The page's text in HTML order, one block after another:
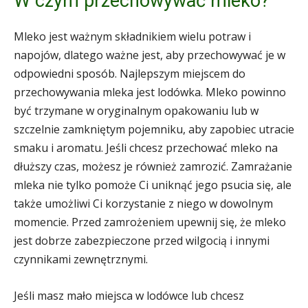
Mleko jest ważnym składnikiem wielu potraw i
napojów, dlatego ważne jest, aby przechowywać je w
odpowiedni sposób. Najlepszym miejscem do
przechowywania mleka jest lodówka. Mleko powinno
być trzymane w oryginalnym opakowaniu lub w
szczelnie zamkniętym pojemniku, aby zapobiec utracie
smaku i aromatu. Jeśli chcesz przechować mleko na
dłuższy czas, możesz je również zamrozić. Zamrażanie
mleka nie tylko pomoże Ci uniknąć jego psucia się, ale
także umożliwi Ci korzystanie z niego w dowolnym
momencie. Przed zamrożeniem upewnij się, że mleko
jest dobrze zabezpieczone przed wilgocią i innymi
czynnikami zewnętrznymi.
Jeśli masz mało miejsca w lodówce lub chcesz